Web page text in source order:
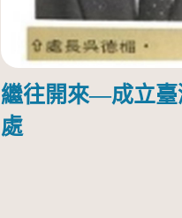
繼往開來—成立臺
處